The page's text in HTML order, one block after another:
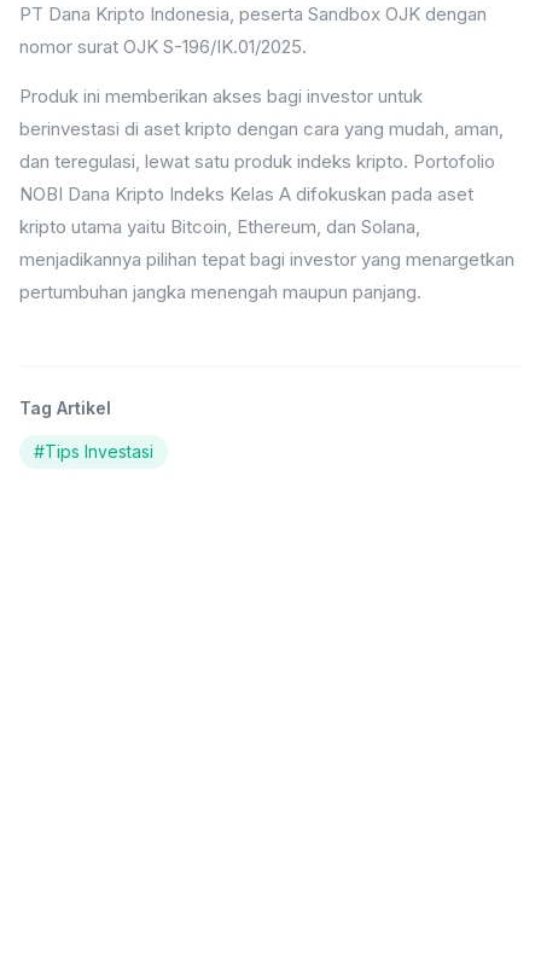
PT Dana Kripto Indonesia, peserta Sandbox OJK dengan
nomor surat OJK S-196/IK.01/2025.
Produk ini memberikan akses bagi investor untuk
berinvestasi di aset kripto dengan cara yang mudah, aman,
dan teregulasi, lewat satu produk indeks kripto. Portofolio
NOBI Dana Kripto Indeks Kelas A difokuskan pada aset
kripto utama yaitu Bitcoin, Ethereum, dan Solana,
menjadikannya pilihan tepat bagi investor yang menargetkan
pertumbuhan jangka menengah maupun panjang.
Tag Artikel
#Tips Investasi